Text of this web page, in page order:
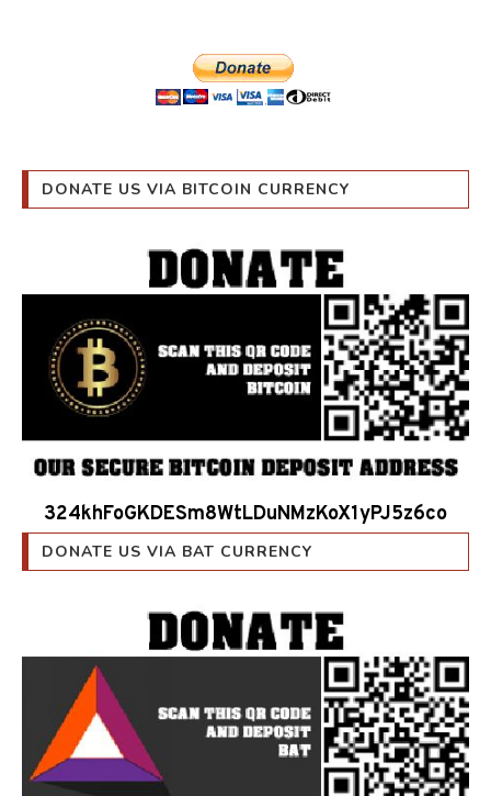
DONATE US VIA BITCOIN CURRENCY
324khFoGKDESm8WtLDuNMzKoX1yPJ5z6co
DONATE US VIA BAT CURRENCY